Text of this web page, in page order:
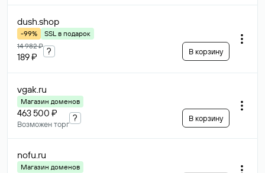
dush.shop
-99%
SSL в подарок
14 982 ₽
189 ₽
? В корзину
vgak.ru
Магазин доменов
463 500 ₽
Возможен торг
? В корзину
nofu.ru
Магазин доменов